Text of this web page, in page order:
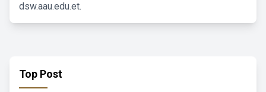
dsw.aau.edu.et.
Top Post